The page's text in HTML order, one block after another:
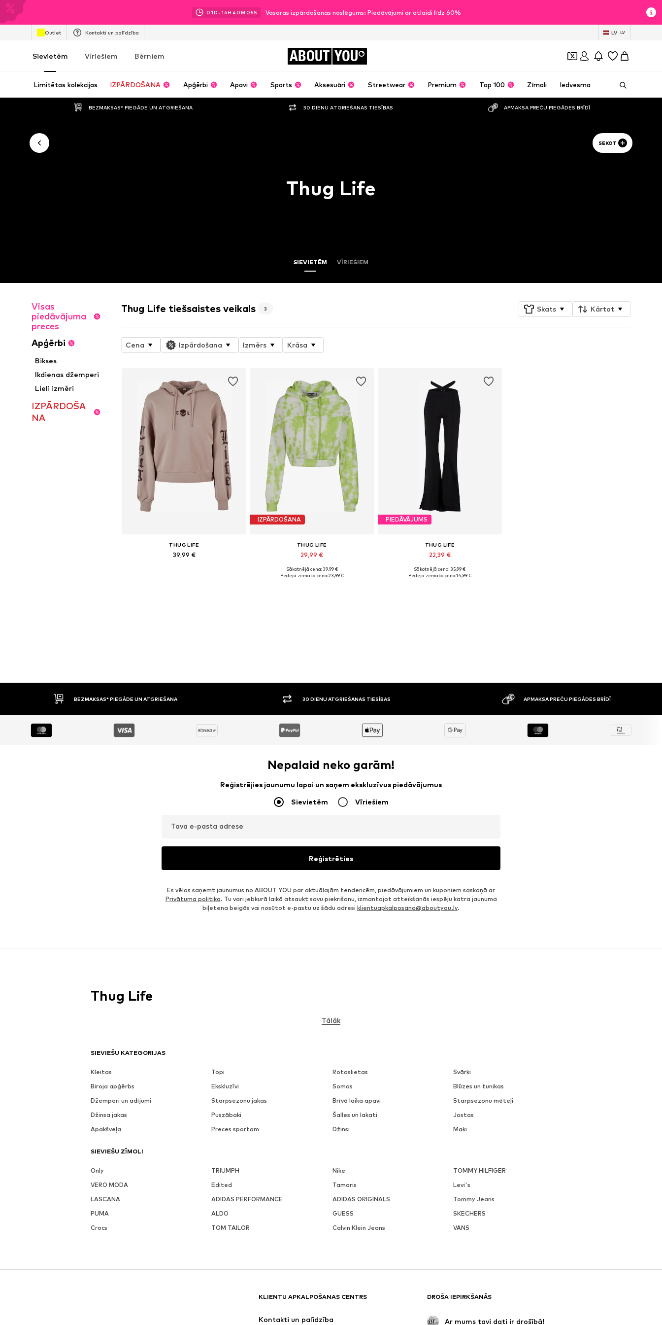
01D. 16H 40M 05S Vasaras izpārdošanas noslēgums: Piedāvājumi ar atlaidi līdz 60%
Outlet Kontakti un palīdzība LV LV
Sievietēm Vīriešiem Bērniem ABOUT YOU
Limitētas kolekcijas IZPĀRDOŠANA Apģērbi Apavi Sports Aksesuāri Streetwear Premium Top 100 Zīmoli Iedvesma
BEZMAKSAS* PIEGĀDE UN ATGRIEŠANA 30 DIENU ATGRIEŠANAS TIESĪBAS APMAKSA PREČU PIEGĀDES BRĪDĪ
SEKOT
Thug Life
SIEVIETĒM VĪRIEŠIEM
Visas
piedāvājuma
preces
Apģērbi
Bikses
Ikdienas džemperi
Lieli izmēri
IZPĀRDOŠA
NA
Thug Life tiešsaistes veikals 3 Skats Kārtot
Cena Izpārdošana Izmērs Krāsa
THUG LIFE
39,99 €
IZPĀRDOŠANA
THUG LIFE
29,99 €
Pieejamie izmēri: L
Sākotnējā cena: 39,99 €
Pēdējā zemākā cena:23,99 €
PIEDĀVĀJUMS
THUG LIFE
22,39 €
Pieejamie izmēri: 44
Sākotnējā cena: 35,99 €
Pēdējā zemākā cena:14,99 €
BEZMAKSAS* PIEGĀDE UN ATGRIEŠANA 30 DIENU ATGRIEŠANAS TIESĪBAS APMAKSA PREČU PIEGĀDES BRĪDĪ
Nepalaid neko garām!
Reģistrējies jaunumu lapai un saņem ekskluzīvus piedāvājumus
Sievietēm Vīriešiem
Tava e-pasta adrese
Reģistrēties
Es vēlos saņemt jaunumus no ABOUT YOU par aktuālajām tendencēm, piedāvājumiem un kuponiem saskaņā ar
Privātuma politika. Tu vari jebkurā laikā atsaukt savu piekrišanu, izmantojot atteikšanās iespēju katra jaunuma
biļetena beigās vai nosūtot e-pastu uz šādu adresi klientuapkalposana@aboutyou.lv.
SIEVIEŠU KATEGORIJAS
Kleitas Topi Rotaslietas
Svārki
Biroja apģērbs
Ekskluzīvi Somas
Blūzes un tunikas
Džemperi un adījumi
Starpsezonu jakas Brīvā laika apavi
Starpsezonu mēteļi
Džinsa jakas
Puszābaki Šalles un lakati
Jostas
Apakšveļa
Preces sportam Džinsi Maki
SIEVIEŠU ZĪMOLI
Only TRIUMPH Nike
TOMMY HILFIGER
VERO MODA
Edited Tamaris
Levi's
LASCANA
ADIDAS PERFORMANCE ADIDAS ORIGINALS
Tommy Jeans
PUMA
ALDO GUESS
SKECHERS
Crocs
TOM TAILOR Calvin Klein Jeans VANS
KLIENTU APKALPOŠANAS CENTRS
Kontakti un palīdzība
DROŠA IEPIRKŠANĀS
Ar mums tavi dati ir drošībā!
Thug Life
Tālāk